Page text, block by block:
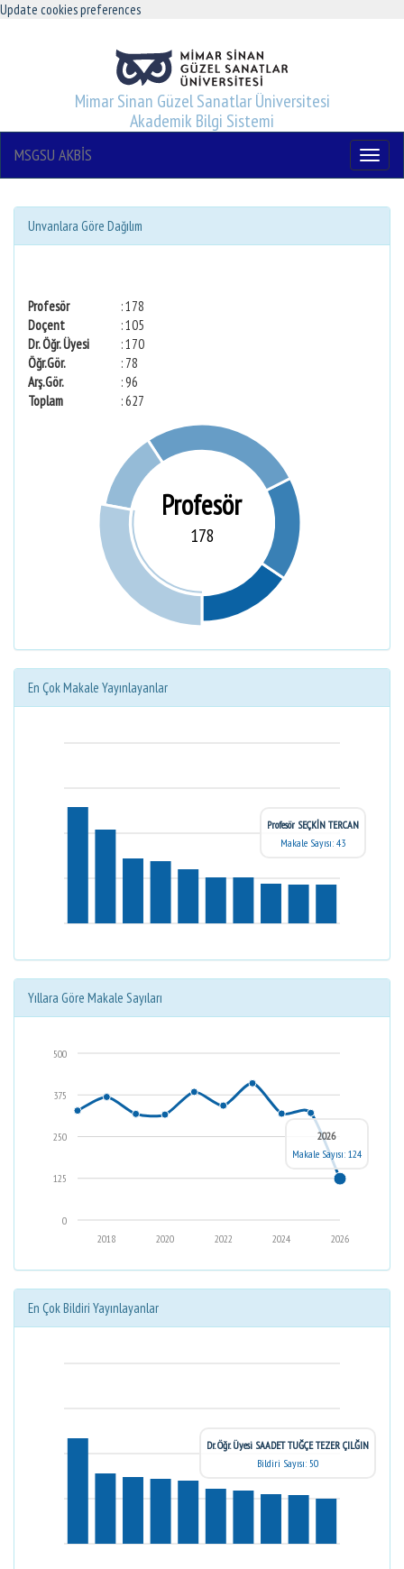
Update cookies preferences
Mimar Sinan Güzel Sanatlar Üniversitesi
Akademik Bilgi Sistemi
Menu
MSGSU AKBİS
Unvanlara Göre Dağılım
Profesör
: 178
Doçent
: 105
Dr. Öğr. Üyesi
: 170
Öğr.Gör.
: 78
Arş.Gör.
: 96
Toplam
: 627
Profesör
178
En Çok Makale Yayınlayanlar
Profesör SEÇKİN TERCAN
Makale Sayısı: 43
Yıllara Göre Makale Sayıları
0
125
250
375
500
2026
2024
2022
2020
2018
2026
Makale Sayısı: 124
En Çok Bildiri Yayınlayanlar
Dr. Öğr. Üyesi SAADET TUĞÇE TEZER ÇILĞIN
Bildiri Sayısı: 50